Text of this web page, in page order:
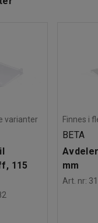
varianter
115
Finnes i
BETA
mm
Art. nr: